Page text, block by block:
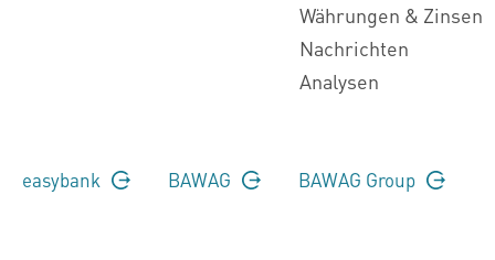
Währungen & Zinsen
Nachrichten
Analysen
easybank BAWAG BAWAG Group